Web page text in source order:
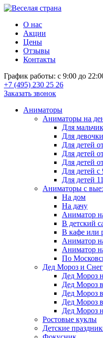
О нас
Акции
Цены
Отзывы
Контакты
График работы: с 9:00 до
+7 (495) 230 25 26
Заказать звонок
Аниматоры
Аниматоры на
Для
Для девочки
Для детей
Для детей
Для детей
Для детей с
Для детей
Аниматоры с
На дом
На дачу
Аниматор
В детский
В кафе или
Аниматор
Аниматор
По
Дед Мороз и
Дед Мороз
Дед Мороз
Дед Мороз
Дед Мороз
Дед Мороз
Ростовые куклы
Детские